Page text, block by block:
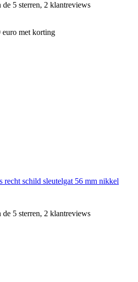
5 sterren, 2 klantreviews
met korting
recht schild sleutelgat 56 mm nikkel
5 sterren, 2 klantreviews